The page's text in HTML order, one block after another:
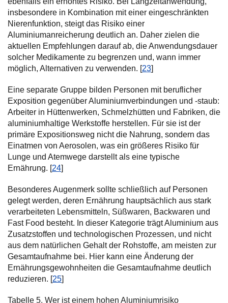
insbesondere in Kombination mit einer eingeschränkten
Nierenfunktion, steigt das Risiko einer
Aluminiumanreicherung deutlich an. Daher zielen die
aktuellen Empfehlungen darauf ab, die Anwendungsdauer
solcher Medikamente zu begrenzen und, wann immer
möglich, Alternativen zu verwenden. [23]
Eine separate Gruppe bilden Personen mit beruflicher
Exposition gegenüber Aluminiumverbindungen und -staub:
Arbeiter in Hüttenwerken, Schmelzhütten und Fabriken, die
aluminiumhaltige Werkstoffe herstellen. Für sie ist der
primäre Expositionsweg nicht die Nahrung, sondern das
Einatmen von Aerosolen, was ein größeres Risiko für
Lunge und Atemwege darstellt als eine typische
Ernährung. [24]
Besonderes Augenmerk sollte schließlich auf Personen
gelegt werden, deren Ernährung hauptsächlich aus stark
verarbeiteten Lebensmitteln, Süßwaren, Backwaren und
Fast Food besteht. In dieser Kategorie trägt Aluminium aus
Zusatzstoffen und technologischen Prozessen, und nicht
aus dem natürlichen Gehalt der Rohstoffe, am meisten zur
Gesamtaufnahme bei. Hier kann eine Änderung der
Ernährungsgewohnheiten die Gesamtaufnahme deutlich
reduzieren. [25]
Tabelle 5. Wer ist einem hohen Aluminiumrisiko